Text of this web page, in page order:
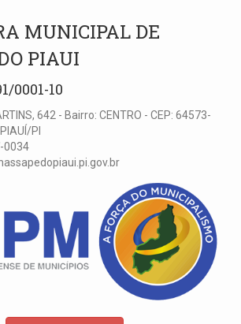
MUNICIPAL DE
PIAUI
0001-10
642 - Bairro: CENTRO - CEP: 64573-
PI
0034